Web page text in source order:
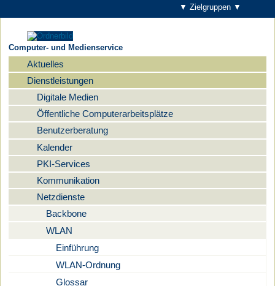
▼ Zielgruppen ▼
Computer- und Medienservice
Navigation
Aktuelles
Dienstleistungen
Digitale Medien
Öffentliche Computerarbeitsplätze
Benutzerberatung
Kalender
PKI-Services
Kommunikation
Netzdienste
Backbone
WLAN
Einführung
WLAN-Ordnung
Glossar